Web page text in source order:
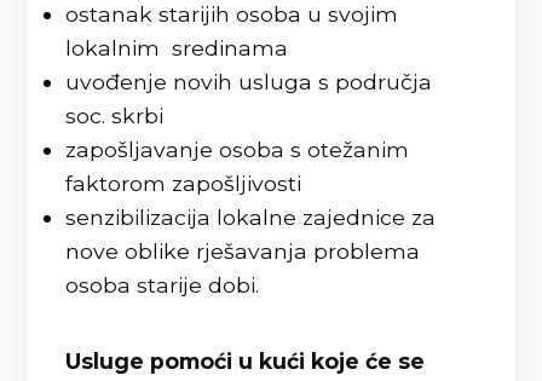
ostanak starijih osoba u svojim
lokalnim sredinama
uvođenje novih usluga s područja
soc. skrbi
zapošljavanje osoba s otežanim
faktorom zapošljivosti
senzibilizacija lokalne zajednice za
nove oblike rješavanja problema
osoba starije dobi.
Usluge pomoći u kući koje će se